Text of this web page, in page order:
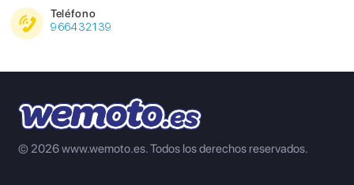
Teléfono
966432139
© 2026 www.wemoto.es.Todos los derechos reservados.